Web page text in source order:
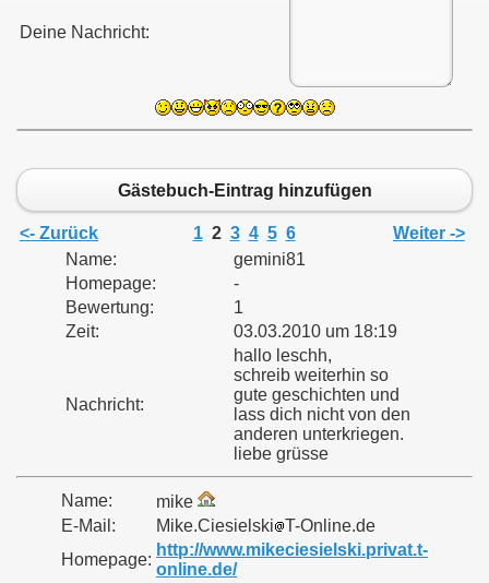
Deine Nachricht:
Gästebuch-Eintrag hinzufügen
<- Zurück 1 2 3 4 5 6
Weiter ->
Name:
gemini81
Homepage:
-
Bewertung:
1
Zeit:
03.03.2010 um 18:19
Nachricht:
hallo leschh,
schreib weiterhin so
gute geschichten und
lass dich nicht von den
anderen unterkriegen.
liebe grüsse
Name:
mike
E-Mail:
Mike.Ciesielski
T-Online.de
Homepage:
http://www.mikeciesielski.privat.t-
online.de/